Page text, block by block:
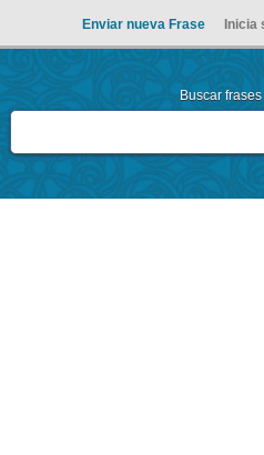
Enviar nueva Frase Inicia
Buscar